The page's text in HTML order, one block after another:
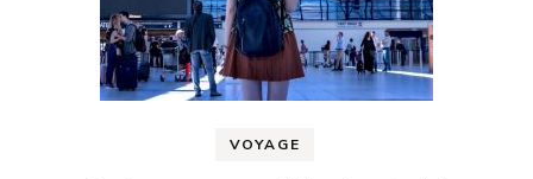
VOYAGE